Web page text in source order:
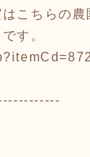
こちらの
す。